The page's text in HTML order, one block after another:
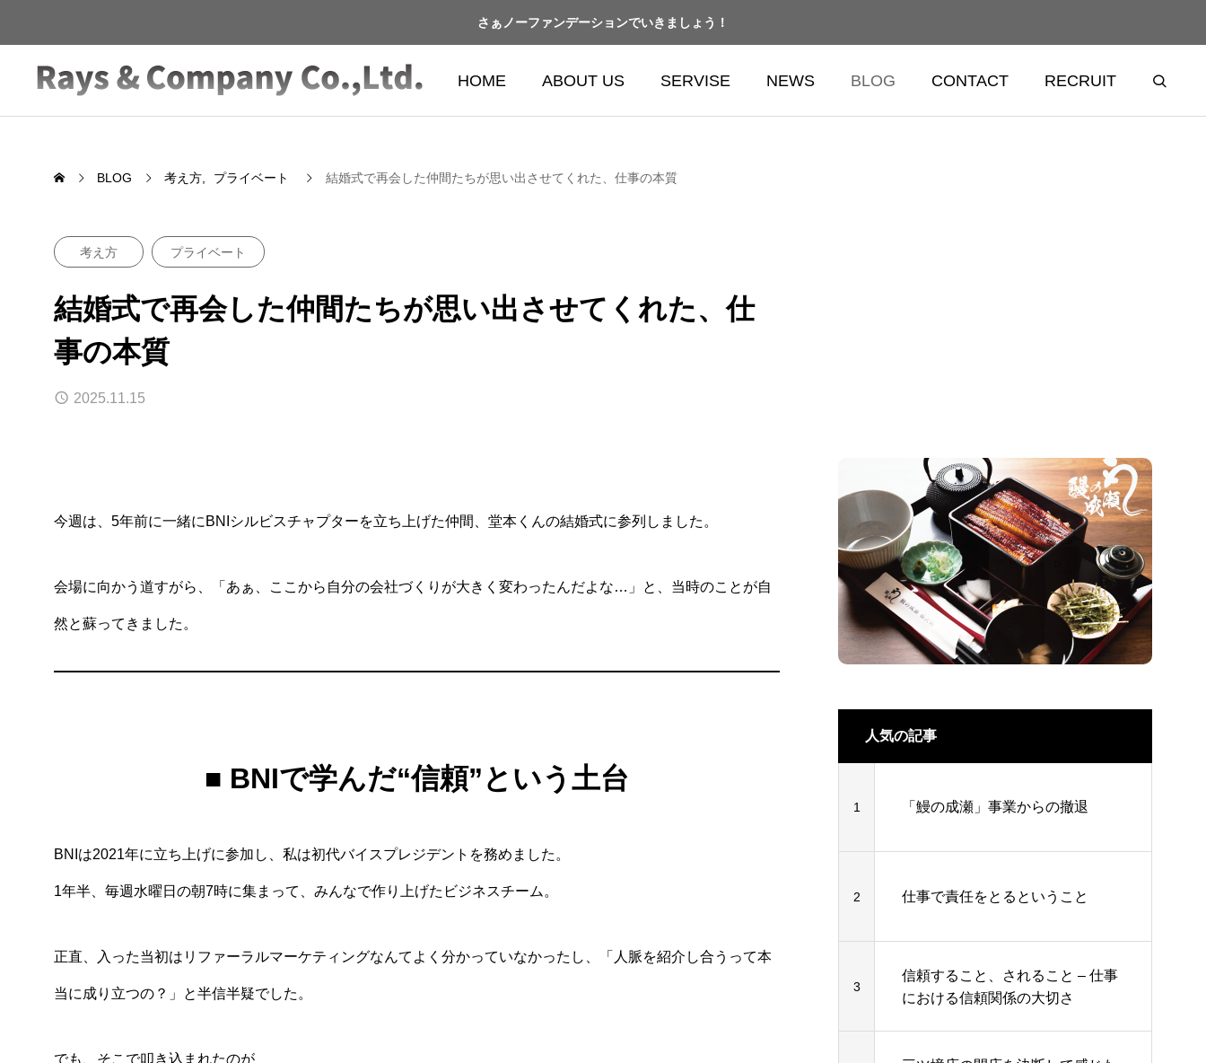
さぁノーファンデーションでいきましょう！
HOME ABOUT US SERVISE NEWS BLOG CONTACT RECRUIT
BLOG 考え方 プライベート 結婚式で再会した仲間たちが思い出させてくれた、仕事の本質
考え方 プライベート
結婚式で再会した仲間たちが思い出させてくれた、仕
事の本質
2025.11.15
今週は、5年前に一緒にBNIシルビスチャプターを立ち上げた仲間、堂本くんの結婚式に参列しました。
会場に向かう道すがら、「あぁ、ここから自分の会社づくりが大きく変わったんだよな…」と、当時のことが自
然と蘇ってきました。
■ BNIで学んだ“信頼”という土台
BNIは2021年に立ち上げに参加し、私は初代バイスプレジデントを務めました。
1年半、毎週水曜日の朝7時に集まって、みんなで作り上げたビジネスチーム。
正直、入った当初はリファーラルマーケティングなんてよく分かっていなかったし、「人脈を紹介し合うって本
当に成り立つの？」と半信半疑でした。
でも、そこで叩き込まれたのが
人気の記事
1 「鰻の成瀬」事業からの撤退
2 仕事で責任をとるということ
3
信頼すること、されること – 仕事
における信頼関係の大切さ